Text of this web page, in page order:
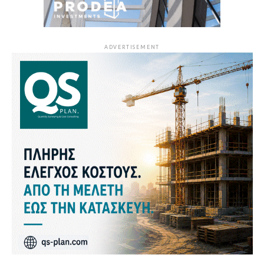
ADVERTISEMENT